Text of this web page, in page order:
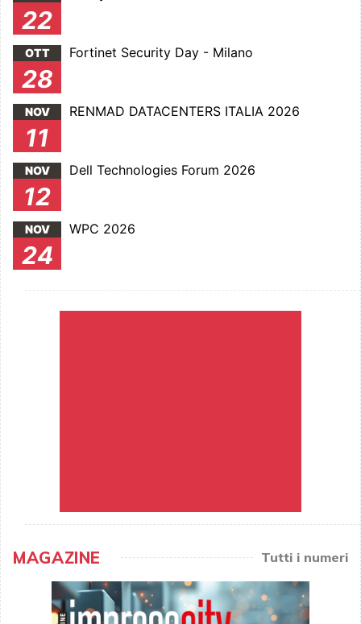
22
OTT
28
Fortinet Security Day - Milano
NOV
11
RENMAD DATACENTERS ITALIA 2026
NOV
12
Dell Technologies Forum 2026
NOV
24
WPC 2026
MAGAZINE Tutti i numeri